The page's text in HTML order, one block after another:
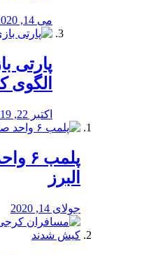
می 14, 2020
پارتی
اکتبر 22, 2019
البرز
جولای 14, 2020